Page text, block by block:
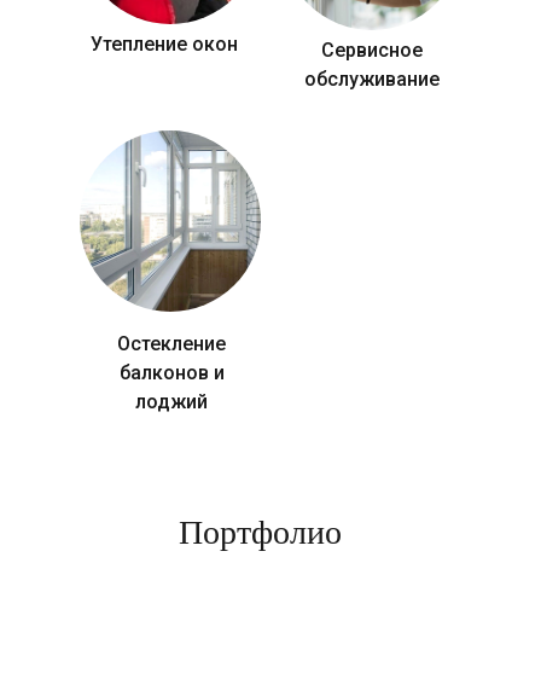
Утепление окон
Сервисное
обслуживание
Остекление
балконов и
лоджий
Портфолио